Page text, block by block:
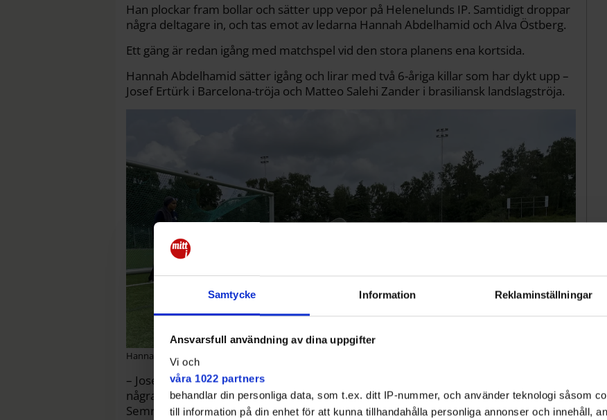
Samtycke Information Reklaminställningar
Ansvarsfull användning av dina uppgifter
Vi och
våra 1022 partners
behandlar din personliga data, som t.ex. ditt IP-nummer, och använder teknologi såsom
till information på din enhet för att kunna tillhandahålla personliga annonser och innehåll,
Han plockar fram bollar och sätter upp vepor på Helenelunds IP. Samtidigt droppar
några deltagare in, och tas emot av ledarna Hannah Abdelhamid och Alva Östberg.
Ett gäng är redan igång med matchspel vid den stora planens ena kortsida.
Hannah Abdelhamid sätter igång och lirar med två 6-åriga killar som har dykt upp –
Josef Ertürk i Barcelona-tröja och Matteo Salehi Zander i brasiliansk landslagströja.
Hannah Abdelhamid står i mål när Josef Ertürk och Matteo Salehi Zander lirar englugg.
– Josef är väldigt intresserad av fotboll. Han spelar hemma hela tiden. Så vi frågade
några bekanta och de sa att FC Sollentuna var en bra klubb, säger hans mamma
Semra Ertürk.